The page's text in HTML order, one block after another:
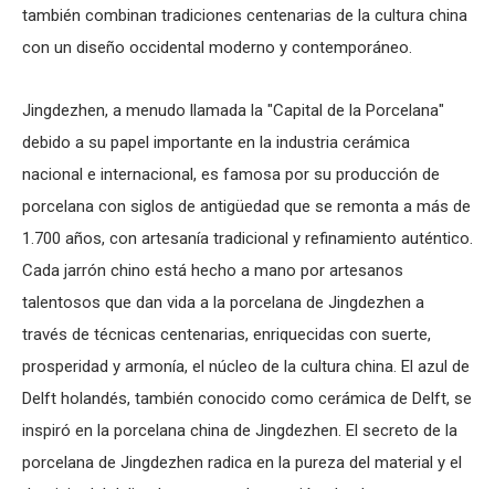
también combinan tradiciones centenarias de la cultura china
con un diseño occidental moderno y contemporáneo.
Jingdezhen, a menudo llamada la "Capital de la Porcelana"
debido a su papel importante en la industria cerámica
nacional e internacional, es famosa por su producción de
porcelana con siglos de antigüedad que se remonta a más de
1.700 años, con artesanía tradicional y refinamiento auténtico.
Cada jarrón chino está hecho a mano por artesanos
talentosos que dan vida a la porcelana de Jingdezhen a
través de técnicas centenarias, enriquecidas con suerte,
prosperidad y armonía, el núcleo de la cultura china. El azul de
Delft holandés, también conocido como cerámica de Delft, se
inspiró en la porcelana china de Jingdezhen. El secreto de la
porcelana de Jingdezhen radica en la pureza del material y el